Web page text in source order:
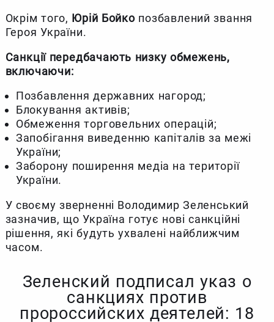
Окрім того, Юрій Бойкопозбавлений звання
Героя України.
Санкції передбачають низку обмежень,
включаючи:
Позбавлення державних нагород;
Блокування активів;
Обмеження торговельних операцій;
Запобігання виведенню капіталів за межі
України;
Заборону поширення медіа на території
України.
У своєму зверненні Володимир Зеленський
зазначив, що Україна готує нові санкційні
рішення, які будуть ухвалені найближчим
часом.
Зеленский подписал указ о
санкциях против
пророссийских деятелей: 18